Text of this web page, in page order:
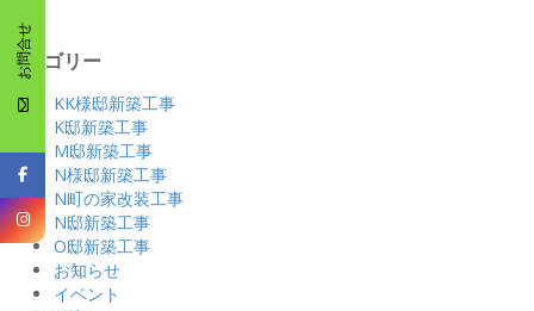
カテゴリー
KK様邸新築工事
K邸新築工事
M邸新築工事
N様邸新築工事
N町の家改装工事
N邸新築工事
O邸新築工事
お知らせ
イベント
お問合せ